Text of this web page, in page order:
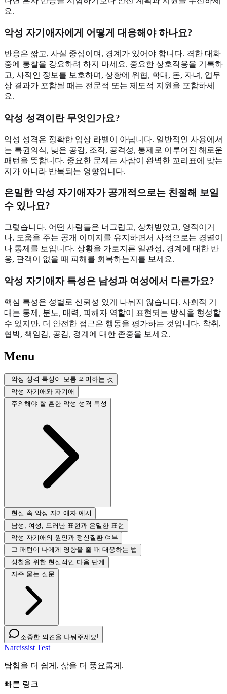
요.
악성 자기애자에게 어떻게 대응해야 하나요?
반응은 짧고, 사실 중심이며, 경계가 있어야 합니다. 격한 대화
중에 통찰을 강요하려 하지 마세요. 중요한 상호작용을 기록하
고, 사적인 정보를 보호하며, 상황에 위협, 학대, 돈, 자녀, 업무
상 결과가 포함될 때는 전문적 또는 제도적 지원을 포함하세
요.
악성 성격이란 무엇인가요?
악성 성격은 정확한 임상 라벨이 아닙니다. 일반적인 사용에서
는 특권의식, 낮은 공감, 조작, 공격성, 통제로 이루어진 해로운
패턴을 뜻합니다. 중요한 문제는 사람이 완벽한 꼬리표에 맞는
지가 아니라 반복되는 영향입니다.
은밀한 악성 자기애자가 공개적으로는 친절해 보일
수 있나요?
그렇습니다. 어떤 사람들은 너그럽고, 상처받았고, 영적이거
나, 도움을 주는 공개 이미지를 유지하면서 사적으로는 경멸이
나 통제를 보입니다. 상황을 가로지른 일관성, 경계에 대한 반
응, 관객이 없을 때 피해를 회복하는지를 보세요.
악성 자기애자 특성은 남성과 여성에서 다른가요?
핵심 특성은 성별로 신뢰성 있게 나뉘지 않습니다. 사회적 기
대는 통제, 분노, 매력, 피해자 역할이 표현되는 방식을 형성할
수 있지만, 더 안전한 접근은 행동을 평가하는 것입니다. 착취,
협박, 책임감, 공감, 경계에 대한 존중을 보세요.
Menu
악성 성격 특성이 보통 의미하는 것
악성 자기애와 자기애
주의해야 할 흔한 악성 성격 특성
현실 속 악성 자기애자 예시
남성, 여성, 드러난 표현과 은밀한 표현
악성 자기애의 원인과 정신질환 여부
그 패턴이 나에게 영향을 줄 때 대응하는 법
성찰을 위한 현실적인 다음 단계
자주 묻는 질문
소중한 의견을 나눠주세요!
Narcissist Test
탐험을 더 쉽게, 삶을 더 풍요롭게.
빠른 링크